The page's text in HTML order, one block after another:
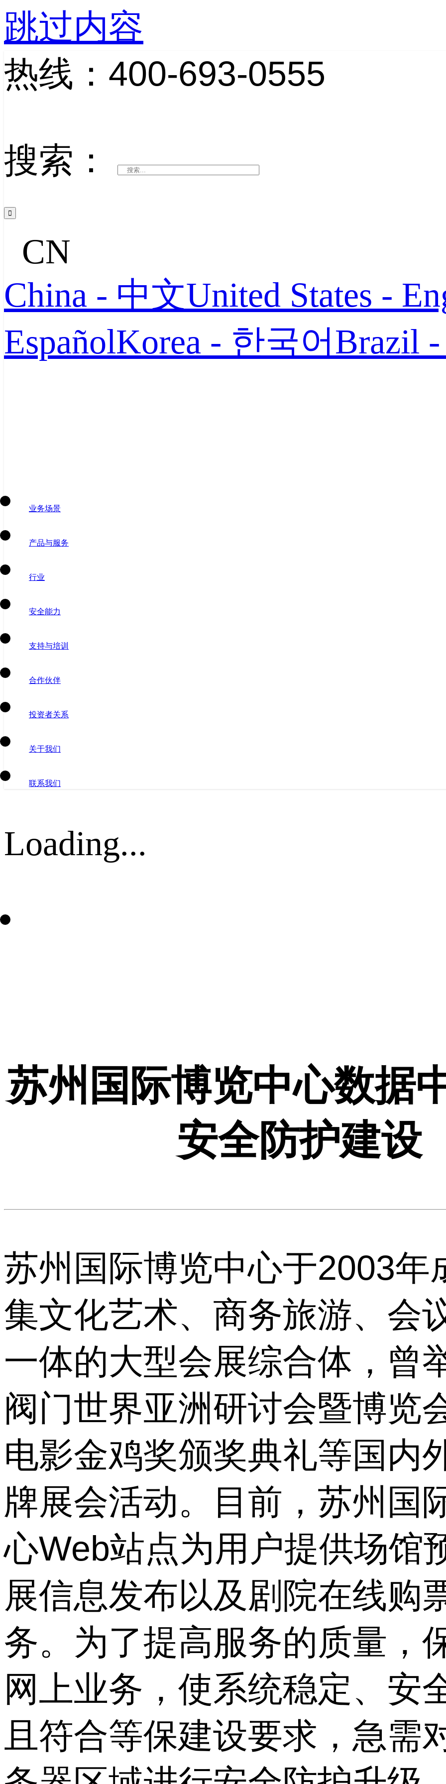
跳过内容
热线：400-693-0555
搜索：
CN
China - 中文United States -
EspañolKorea - 한국어Brazil -
业务场景
产品与服务
行业
安全能力
支持与培训
合作伙伴
投资者关系
关于我们
联系我们
Loading...
苏州国际博览中心数据
安全防护建设
苏州国际博览中心于2003年
集文化艺术、商务旅游、会
一体的大型会展综合体，曾
阀门世界亚洲研讨会暨博览
电影金鸡奖颁奖典礼等国内
牌展会活动。目前，苏州国
心Web站点为用户提供场馆
展信息发布以及剧院在线购
务。为了提高服务的质量，
网上业务，使系统稳定、安
且符合等保建设要求，急需